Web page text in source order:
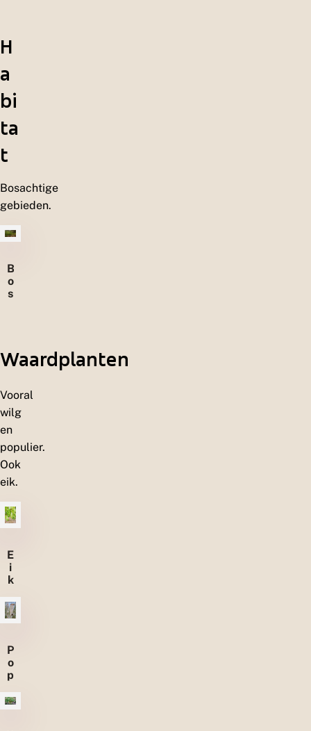
H
a
bi
ta
t
Bosachtige
gebieden.
B
o
s
i
g
g
e
b
i
e
e
n
Waardplanten
Vooral
wilg
en
populier.
Ook
eik.
E
i
k
P
o
p
li
e